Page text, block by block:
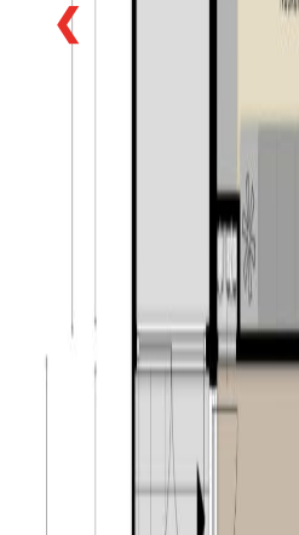
– sfeervolle twee-onder-een-
– de woning heeft een fijne
– zeer ruime oprit, mogelijk
– aangebouwde stenen garage
– de woning heeft
– de woning is gelegen aan
bestemmingsverkeer;
– de woning is op
centrum van Goirle;
– Goirle is gunstig gelegen
Roovert en de Regte Heide;
❮